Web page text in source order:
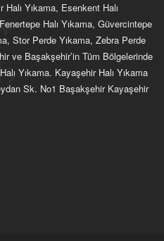
Yıkama, Esenkent Halı
Halı Yıkama, Güvercintepe
Stor Perde Yıkama, Zebra Perde
ve Başakşehir’in Tüm Bölgelerinde
Yıkama. Kayaşehir Halı Yıkama
Sk. No1 Başakşehir Kayaşehir